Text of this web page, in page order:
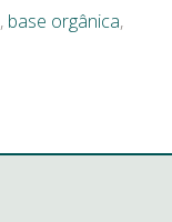
, base orgânica,